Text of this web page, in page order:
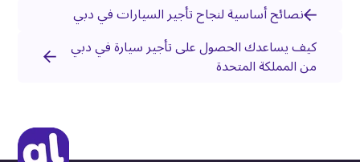
نصائح أساسية لنجاح تأجير السيارات في دبي
كيف يساعدك الحصول على تأجير سيارة في دبي
من المملكة المتحدة